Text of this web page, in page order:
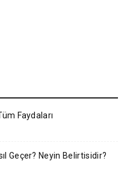
Faydaları
Geçer? Neyin Belirtisidir?